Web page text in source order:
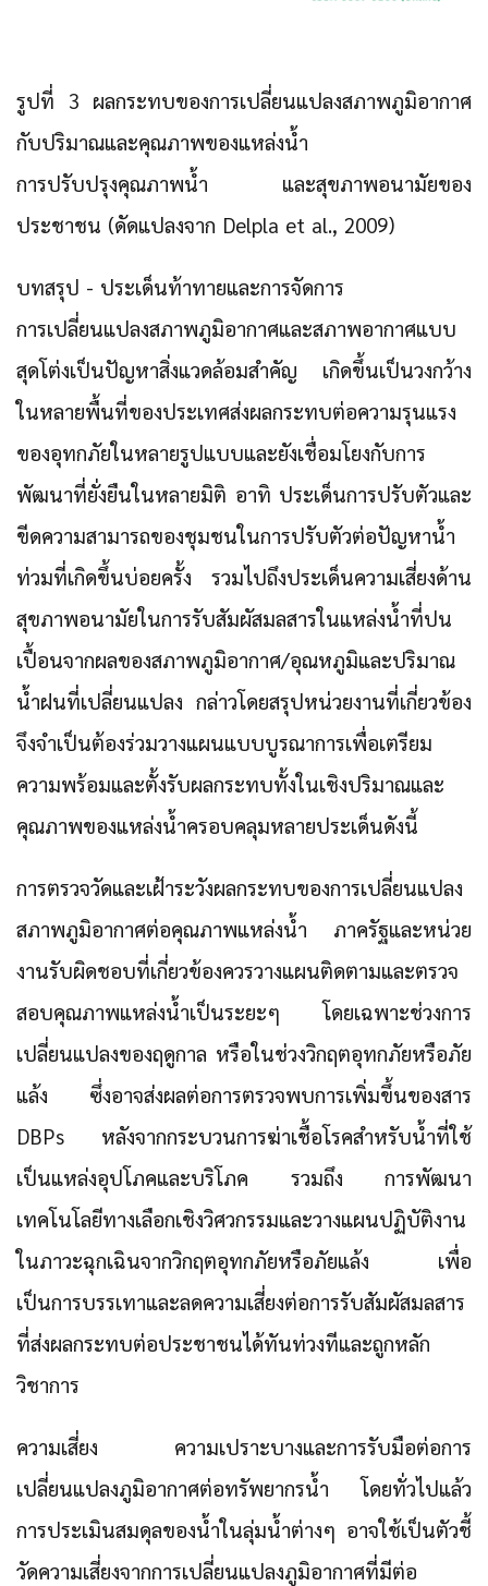
รูปที่ 3 ผลกระทบของการเปลี่ยนแปลงสภาพภูมิอากาศ
กับปริมาณและคุณภาพของแหล่งน้ำ
การปรับปรุงคุณภาพน้ำ และสุขภาพอนามัยของ
ประชาชน (ดัดแปลงจาก Delpla et al., 2009)
บทสรุป - ประเด็นท้าทายและการจัดการ
การเปลี่ยนแปลงสภาพภูมิอากาศและสภาพอากาศแบบ
สุดโต่งเป็นปัญหาสิ่งแวดล้อมสำคัญ เกิดขึ้นเป็นวงกว้าง
ในหลายพื้นที่ของประเทศส่งผลกระทบต่อความรุนแรง
ของอุทกภัยในหลายรูปแบบและยังเชื่อมโยงกับการ
พัฒนาที่ยั่งยืนในหลายมิติ อาทิ ประเด็นการปรับตัวและ
ขีดความสามารถของชุมชนในการปรับตัวต่อปัญหาน้ำ
ท่วมที่เกิดขึ้นบ่อยครั้ง รวมไปถึงประเด็นความเสี่ยงด้าน
สุขภาพอนามัยในการรับสัมผัสมลสารในแหล่งน้ำที่ปน
เปื้อนจากผลของสภาพภูมิอากาศ/อุณหภูมิและปริมาณ
น้ำฝนที่เปลี่ยนแปลง กล่าวโดยสรุปหน่วยงานที่เกี่ยวข้อง
จึงจำเป็นต้องร่วมวางแผนแบบบูรณาการเพื่อเตรียม
ความพร้อมและตั้งรับผลกระทบทั้งในเชิงปริมาณและ
คุณภาพของแหล่งน้ำครอบคลุมหลายประเด็นดังนี้
การตรวจวัดและเฝ้าระวังผลกระทบของการเปลี่ยนแปลง
สภาพภูมิอากาศต่อคุณภาพแหล่งน้ำ ภาครัฐและหน่วย
งานรับผิดชอบที่เกี่ยวข้องควรวางแผนติดตามและตรวจ
สอบคุณภาพแหล่งน้ำเป็นระยะๆ โดยเฉพาะช่วงการ
เปลี่ยนแปลงของฤดูกาล หรือในช่วงวิกฤตอุทกภัยหรือภัย
แล้ง ซึ่งอาจส่งผลต่อการตรวจพบการเพิ่มขึ้นของสาร
DBPs หลังจากกระบวนการฆ่าเชื้อโรคสำหรับน้ำที่ใช้
เป็นแหล่งอุปโภคและบริโภค รวมถึง การพัฒนา
เทคโนโลยีทางเลือกเชิงวิศวกรรมและวางแผนปฏิบัติงาน
ในภาวะฉุกเฉินจากวิกฤตอุทกภัยหรือภัยแล้ง เพื่อ
เป็นการบรรเทาและลดความเสี่ยงต่อการรับสัมผัสมลสาร
ที่ส่งผลกระทบต่อประชาชนได้ทันท่วงทีและถูกหลัก
วิชาการ
ความเสี่ยง ความเปราะบางและการรับมือต่อการ
เปลี่ยนแปลงภูมิอากาศต่อทรัพยากรน้ำ โดยทั่วไปแล้ว
การประเมินสมดุลของน้ำในลุ่มน้ำต่างๆ อาจใช้เป็นตัวชี้
วัดความเสี่ยงจากการเปลี่ยนแปลงภูมิอากาศที่มีต่อ